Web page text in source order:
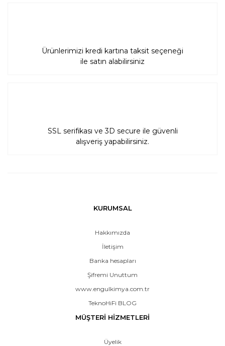
Ürünlerimizi kredi kartına taksit seçeneği
ile satın alabilirsiniz
SSL serifikası ve 3D secure ile güvenli
alışveriş yapabilirsiniz.
KURUMSAL
Hakkımızda
İletişim
Banka hesapları
Şifremi Unuttum
www.engulkimya.com.tr
TeknoHiFi BLOG
MÜŞTERİ HİZMETLERİ
Üyelik